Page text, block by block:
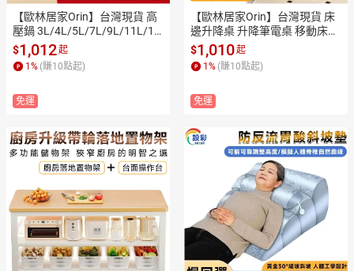
【歐林居家Orin】台灣現貨 高
壓鍋 3L/4L/5L/7L/9L/11L/15
L可選 壓力鍋家用燃氣鍋 壓力
鍋（100KPA/旋轉式開蓋/防爆
鍋體）
$1,012起
1% (賺10點起)
免運
【歐林居家Orin】台灣現貨 床
邊升降桌 升降筆電桌 移動床邊
桌（升降自如⛅️桌面可翻轉）
可升降活動邊桌
$1,010起
1% (賺10點起)
免運